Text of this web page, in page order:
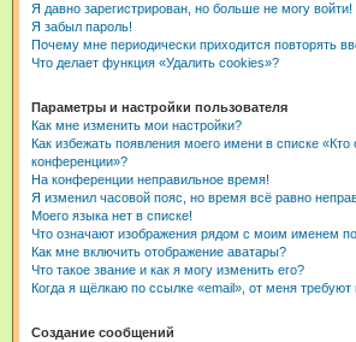
Я давно зарегистрирован, но больше не могу войти!
Я забыл пароль!
Почему мне периодически приходится повторять
Что делает функция «Удалить cookies»?
Параметры и настройки пользователя
Как мне изменить мои настройки?
Как избежать появления моего имени в списке «Кто
конференции»?
На конференции неправильное время!
Я изменил часовой пояс, но время всё равно
Моего языка нет в списке!
Что означают изображения рядом с моим именем
Как мне включить отображение аватары?
Что такое звание и как я могу изменить его?
Когда я щёлкаю по ссылке «email», от меня
Создание сообщений